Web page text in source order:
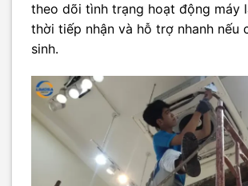
theo dõi tình trạng hoạt động máy
thời tiếp nhận và hỗ trợ nhanh nếu
sinh.